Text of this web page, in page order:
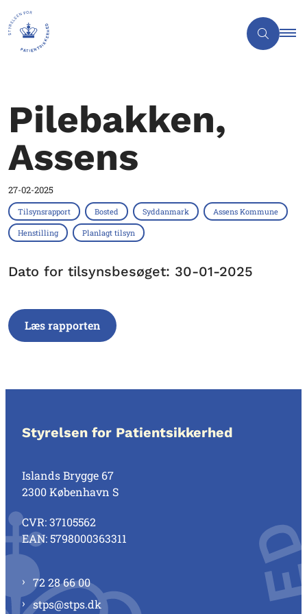
Pilebakken,
Assens
27-02-2025
Tilsynsrapport Bosted Syddanmark Assens Kommune
Henstilling Planlagt tilsyn
Dato for tilsynsbesøget: 30-01-2025
Læs rapporten
Styrelsen for Patientsikkerhed
Islands Brygge 67
2300 København S
CVR: 37105562
EAN: 5798000363311
72 28 66 00
stps@stps.dk